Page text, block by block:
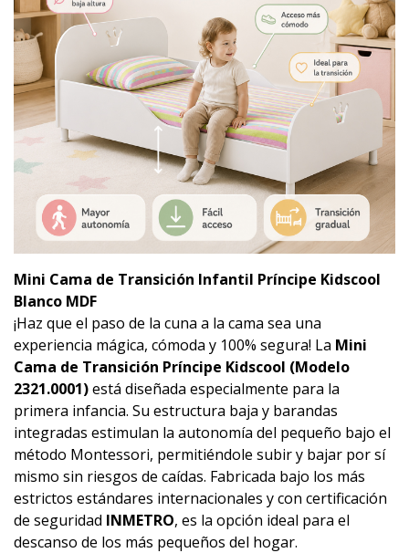
Mini Cama de Transición Infantil Príncipe Kidscool
Blanco MDF
¡Haz que el paso de la cuna a la cama sea una
experiencia mágica, cómoda y 100% segura! La Mini
Cama de Transición Príncipe Kidscool (Modelo
2321.0001)está diseñada especialmente para la
primera infancia. Su estructura baja y barandas
integradas estimulan la autonomía del pequeño bajo el
método Montessori, permitiéndole subir y bajar por sí
mismo sin riesgos de caídas. Fabricada bajo los más
estrictos estándares internacionales y con certificación
de seguridad INMETRO, es la opción ideal para el
descanso de los más pequeños del hogar.